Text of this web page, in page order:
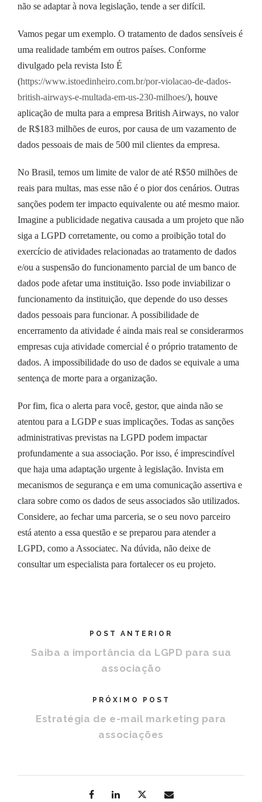
não se adaptar à nova legislação, tende a ser difícil.
Vamos pegar um exemplo. O tratamento de dados sensíveis é
uma realidade também em outros países. Conforme
divulgado pela revista Isto É
(https://www.istoedinheiro.com.br/por-violacao-de-dados-
british-airways-e-multada-em-us-230-milhoes/), houve
aplicação de multa para a empresa British Airways, no valor
de R$183 milhões de euros, por causa de um vazamento de
dados pessoais de mais de 500 mil clientes da empresa.
No Brasil, temos um limite de valor de até R$50 milhões de
reais para multas, mas esse não é o pior dos cenários. Outras
sanções podem ter impacto equivalente ou até mesmo maior.
Imagine a publicidade negativa causada a um projeto que não
siga a LGPD corretamente, ou como a proibição total do
exercício de atividades relacionadas ao tratamento de dados
e/ou a suspensão do funcionamento parcial de um banco de
dados pode afetar uma instituição. Isso pode inviabilizar o
funcionamento da instituição, que depende do uso desses
dados pessoais para funcionar. A possibilidade de
encerramento da atividade é ainda mais real se considerarmos
empresas cuja atividade comercial é o próprio tratamento de
dados. A impossibilidade do uso de dados se equivale a uma
sentença de morte para a organização.
Por fim, fica o alerta para você, gestor, que ainda não se
atentou para a LGDP e suas implicações. Todas as sanções
administrativas previstas na LGPD podem impactar
profundamente a sua associação. Por isso, é imprescindível
que haja uma adaptação urgente à legislação. Invista em
mecanismos de segurança e em uma comunicação assertiva e
clara sobre como os dados de seus associados são utilizados.
Considere, ao fechar uma parceria, se o seu novo parceiro
está atento a essa questão e se preparou para atender a
LGPD, como a Associatec. Na dúvida, não deixe de
consultar um especialista para fortalecer os eu projeto.
POST ANTERIOR
Saiba a importância da LGPD para sua
associação
PRÓXIMO POST
Estratégia de e-mail marketing para
associações